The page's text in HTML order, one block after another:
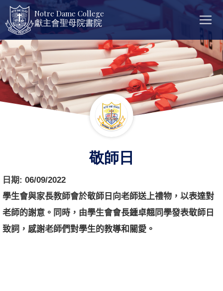
Notre Dame College
獻主會聖母院書院
敬師日
日期: 06/09/2022
學生會與家長教師會於敬師日向老師送上禮物，以表達對
老師的謝意。同時，由學生會會長鍾卓翹同學發表敬師日
致詞，感謝老師們對學生的教導和關愛。